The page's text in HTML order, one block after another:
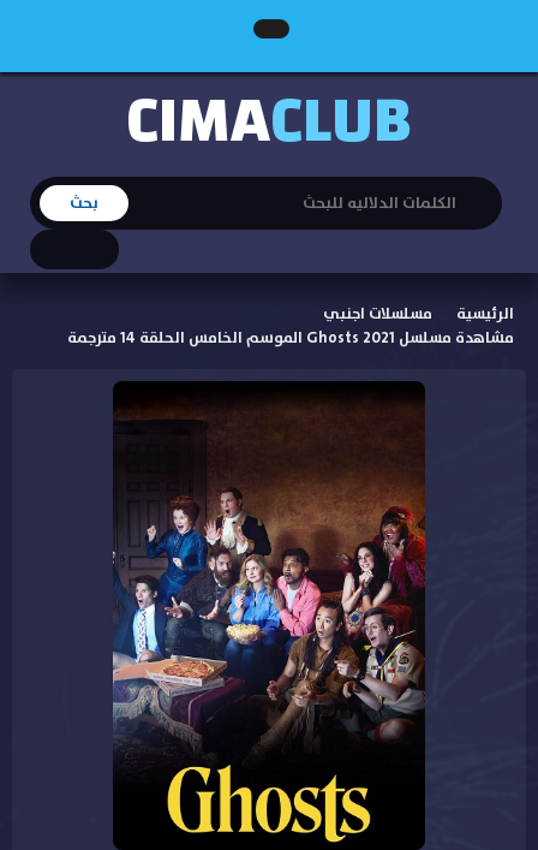
CIMACLUB
الرئيسية
مسلسلات اجنبي
مشاهدة مسلسل Ghosts 2021 الموسم الخامس الحلقة 14 مترجمة